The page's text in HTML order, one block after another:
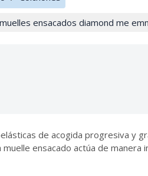
ensacados diamond me
de acogida progresiva y
ensacado actúa de manera